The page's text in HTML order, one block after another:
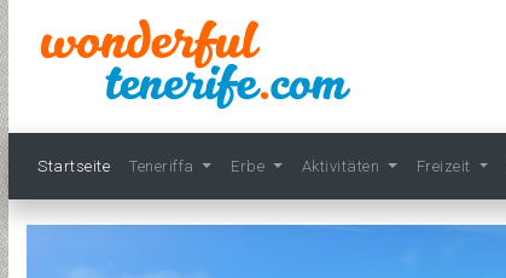
Startseite Teneriffa Erbe Aktivitäten Freizeit